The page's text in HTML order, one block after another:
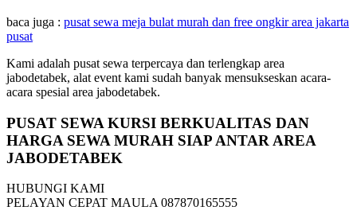
baca juga : pusat sewa meja bulat murah dan free ongkir area jakarta
pusat
Kami adalah pusat sewa terpercaya dan terlengkap area
jabodetabek, alat event kami sudah banyak mensukseskan acara-
acara spesial area jabodetabek.
PUSAT SEWA KURSI BERKUALITAS DAN
HARGA SEWA MURAH SIAP ANTAR AREA
JABODETABEK
HUBUNGI KAMI
PELAYAN CEPAT MAULA 087870165555